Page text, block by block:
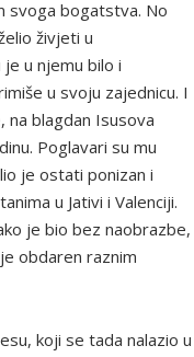
svoga bogatstva. No
živjeti u
u njemu bilo i
u svoju zajednicu. I
blagdan Isusova
Poglavari su mu
je ostati ponizan i
u Jativi i Valenciji.
je bio bez naobrazbe,
obdaren raznim
koji se tada nalazio u